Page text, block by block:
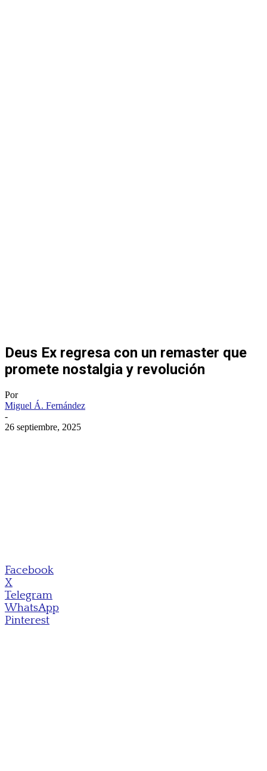
Deus Ex regresa con un remaster que
promete nostalgia y revolución
Por
Miguel Á. Fernández
-
26 septiembre, 2025
Facebook
X
Telegram
WhatsApp
Pinterest